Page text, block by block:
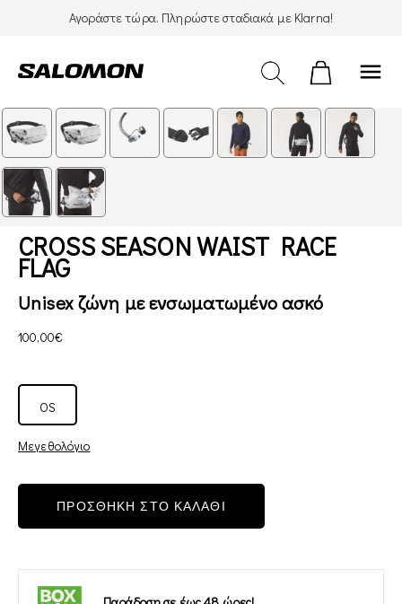
Αγοράστε τώρα. Πληρώστε σταδιακά με Klarna!
menu
CROSS SEASON WAIST RACE
FLAG
Unisex ζώνη με ενσωματωμένο ασκό
100,00€
OS
Μεγεθολόγιο
ΠΡΟΣΘΗΚΗ ΣΤΟ ΚΑΛΑΘΙ